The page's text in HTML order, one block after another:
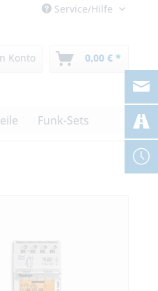
Service/Hilfe
Konto 0,00 € *
Funk-Sets